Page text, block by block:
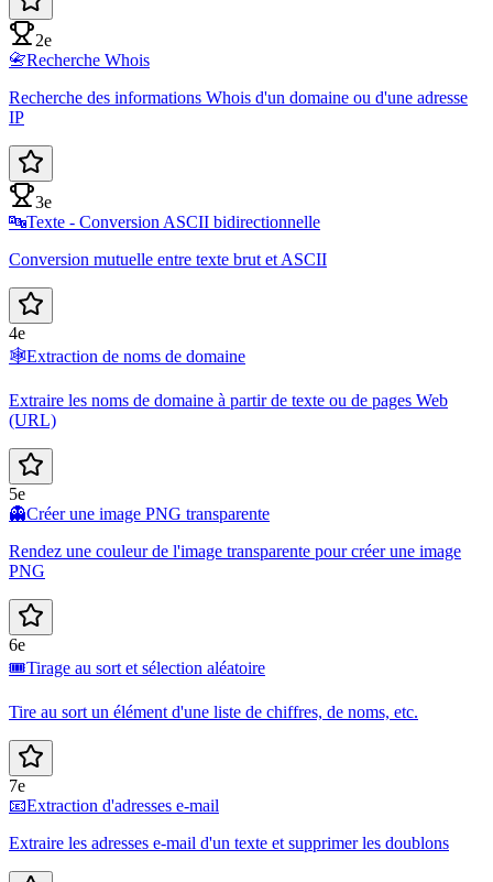
2e
📇Recherche Whois
Recherche des informations Whois d'un domaine ou d'une adresse
IP
3e
🔤Texte - Conversion ASCII bidirectionnelle
Conversion mutuelle entre texte brut et ASCII
4e
🕸️Extraction de noms de domaine
Extraire les noms de domaine à partir de texte ou de pages Web
(URL)
5e
👻Créer une image PNG transparente
Rendez une couleur de l'image transparente pour créer une image
PNG
6e
🎟️Tirage au sort et sélection aléatoire
Tire au sort un élément d'une liste de chiffres, de noms, etc.
7e
📧Extraction d'adresses e-mail
Extraire les adresses e-mail d'un texte et supprimer les doublons